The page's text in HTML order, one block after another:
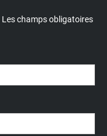
Les champs obligatoires